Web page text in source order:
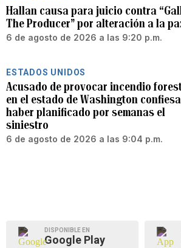
Hallan causa para juicio contra
The Producer” por alteración a la
6 de agosto de 2026 a las 9:20 p.m.
ESTADOS UNIDOS
Acusado de provocar incendio
en el estado de Washington confiesa
haber planificado por semanas el
siniestro
6 de agosto de 2026 a las 9:04 p.m.
DISPONIBLE EN
Google Play